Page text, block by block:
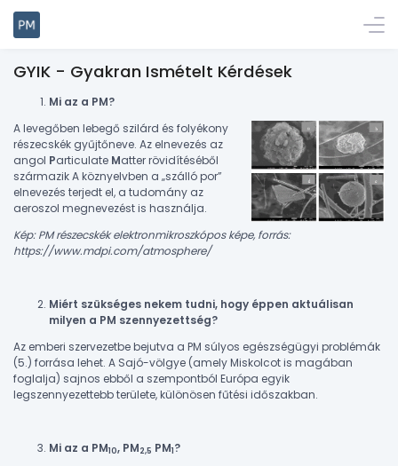
GYIK - Gyakran Ismételt Kérdések
Mi az a PM?
A levegőben lebegő szilárd és folyékony
részecskék gyűjtőneve. Az elnevezés az
angol Particulate Matter rövidítéséből
származik A köznyelvben a „szálló por”
elnevezés terjedt el, a tudomány az
aeroszol megnevezést is használja.
Kép: PM részecskék elektronmikroszkópos képe, forrás:
https://www.mdpi.com/atmosphere/
Miért szükséges nekem tudni, hogy éppen aktuálisan
milyen a PM szennyezettség?
Az emberi szervezetbe bejutva a PM súlyos egészségügyi problémák
(5.) forrása lehet. A Sajó-völgye (amely Miskolcot is magában
foglalja) sajnos ebből a szempontból Európa egyik
legszennyezettebb területe, különösen fűtési időszakban.
Mi az a PM10, PM2,5 PM1 ?